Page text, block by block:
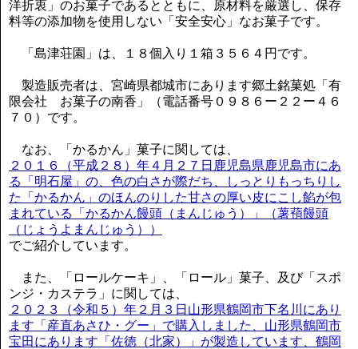
洋折衷」のお菓子であるとともに、原材料を厳選し、保存
料等の添加物を使用しない「安全安心」なお菓子です。
「島津荘園」は、１８個入り１箱３５６４円です。
製造販売者は、宮崎県都城市にあります郷土銘菓処「有
限会社 お菓子の南香」（電話番号０９８６ー２２ー４６
７０）です。
なお、「かるかん」菓子に関しては、
２０１６（平成２８）年４月２７日鹿児島県鹿児島市にあ
る「明石屋」の、色の白さが際だち、しっとりもっちりし
た「かるかん」のほんのりした甘さの厚い皮にこし餡が包
まれている「かるかん饅頭（まんじゅう）」（薯蕷饅頭
（じょうよまんじゅう））
でご紹介しています。
また、「ロールケーキ」、「ロール」菓子、及び「スポ
ンジ・カステラ」に関しては、
２０２３（令和５）年２月３日山形県鶴岡市下名川にあり
ます「産直あさひ・グー」で購入しました、山形県鶴岡市
宝田にあります「佐徳（北家）」が製造しています、鶴岡